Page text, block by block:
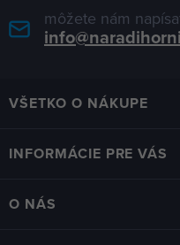
môžete nám
VŠETKO O NÁKUPE
INFORMÁCIE PRE VÁS
O NÁS